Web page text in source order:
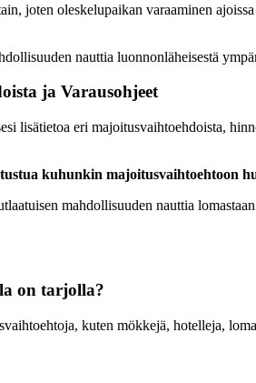
joten oleskelupaikan varaaminen
nauttia luonnonläheisestä
ja Varausohjeet
lisätietoa eri majoitusvaihtoehdoista,
kuhunkin majoitusvaihtoehtoon
mahdollisuuden nauttia
on tarjolla?
kuten mökkejä, hotelleja,